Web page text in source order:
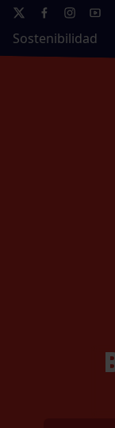
Sostenibilidad